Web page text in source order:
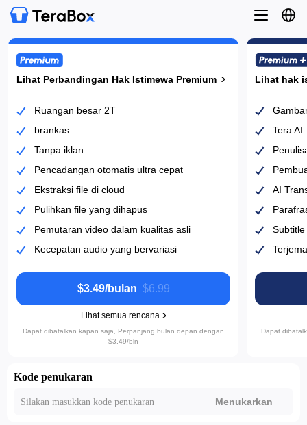
Lihat Perbandingan Hak Istimewa Premium
Lihat Perbandingan Hak Istimewa Premium
Ruangan besar 2T
brankas
Tanpa iklan
Pencadangan otomatis ultra cepat
Ekstraksi file di cloud
Pulihkan file yang dihapus
Pemutaran video dalam kualitas asli
Kecepatan audio yang bervariasi
$3.49/bulan ‎$6.99
Lihat semua rencana
Dapat dibatalkan kapan saja, Perpanjang bulan depan dengan
‎$3.49/bln
Lihat hak
Lihat hak
Tera AI
AI
Subtitle
Dapat
Kode penukaran
Menukarkan